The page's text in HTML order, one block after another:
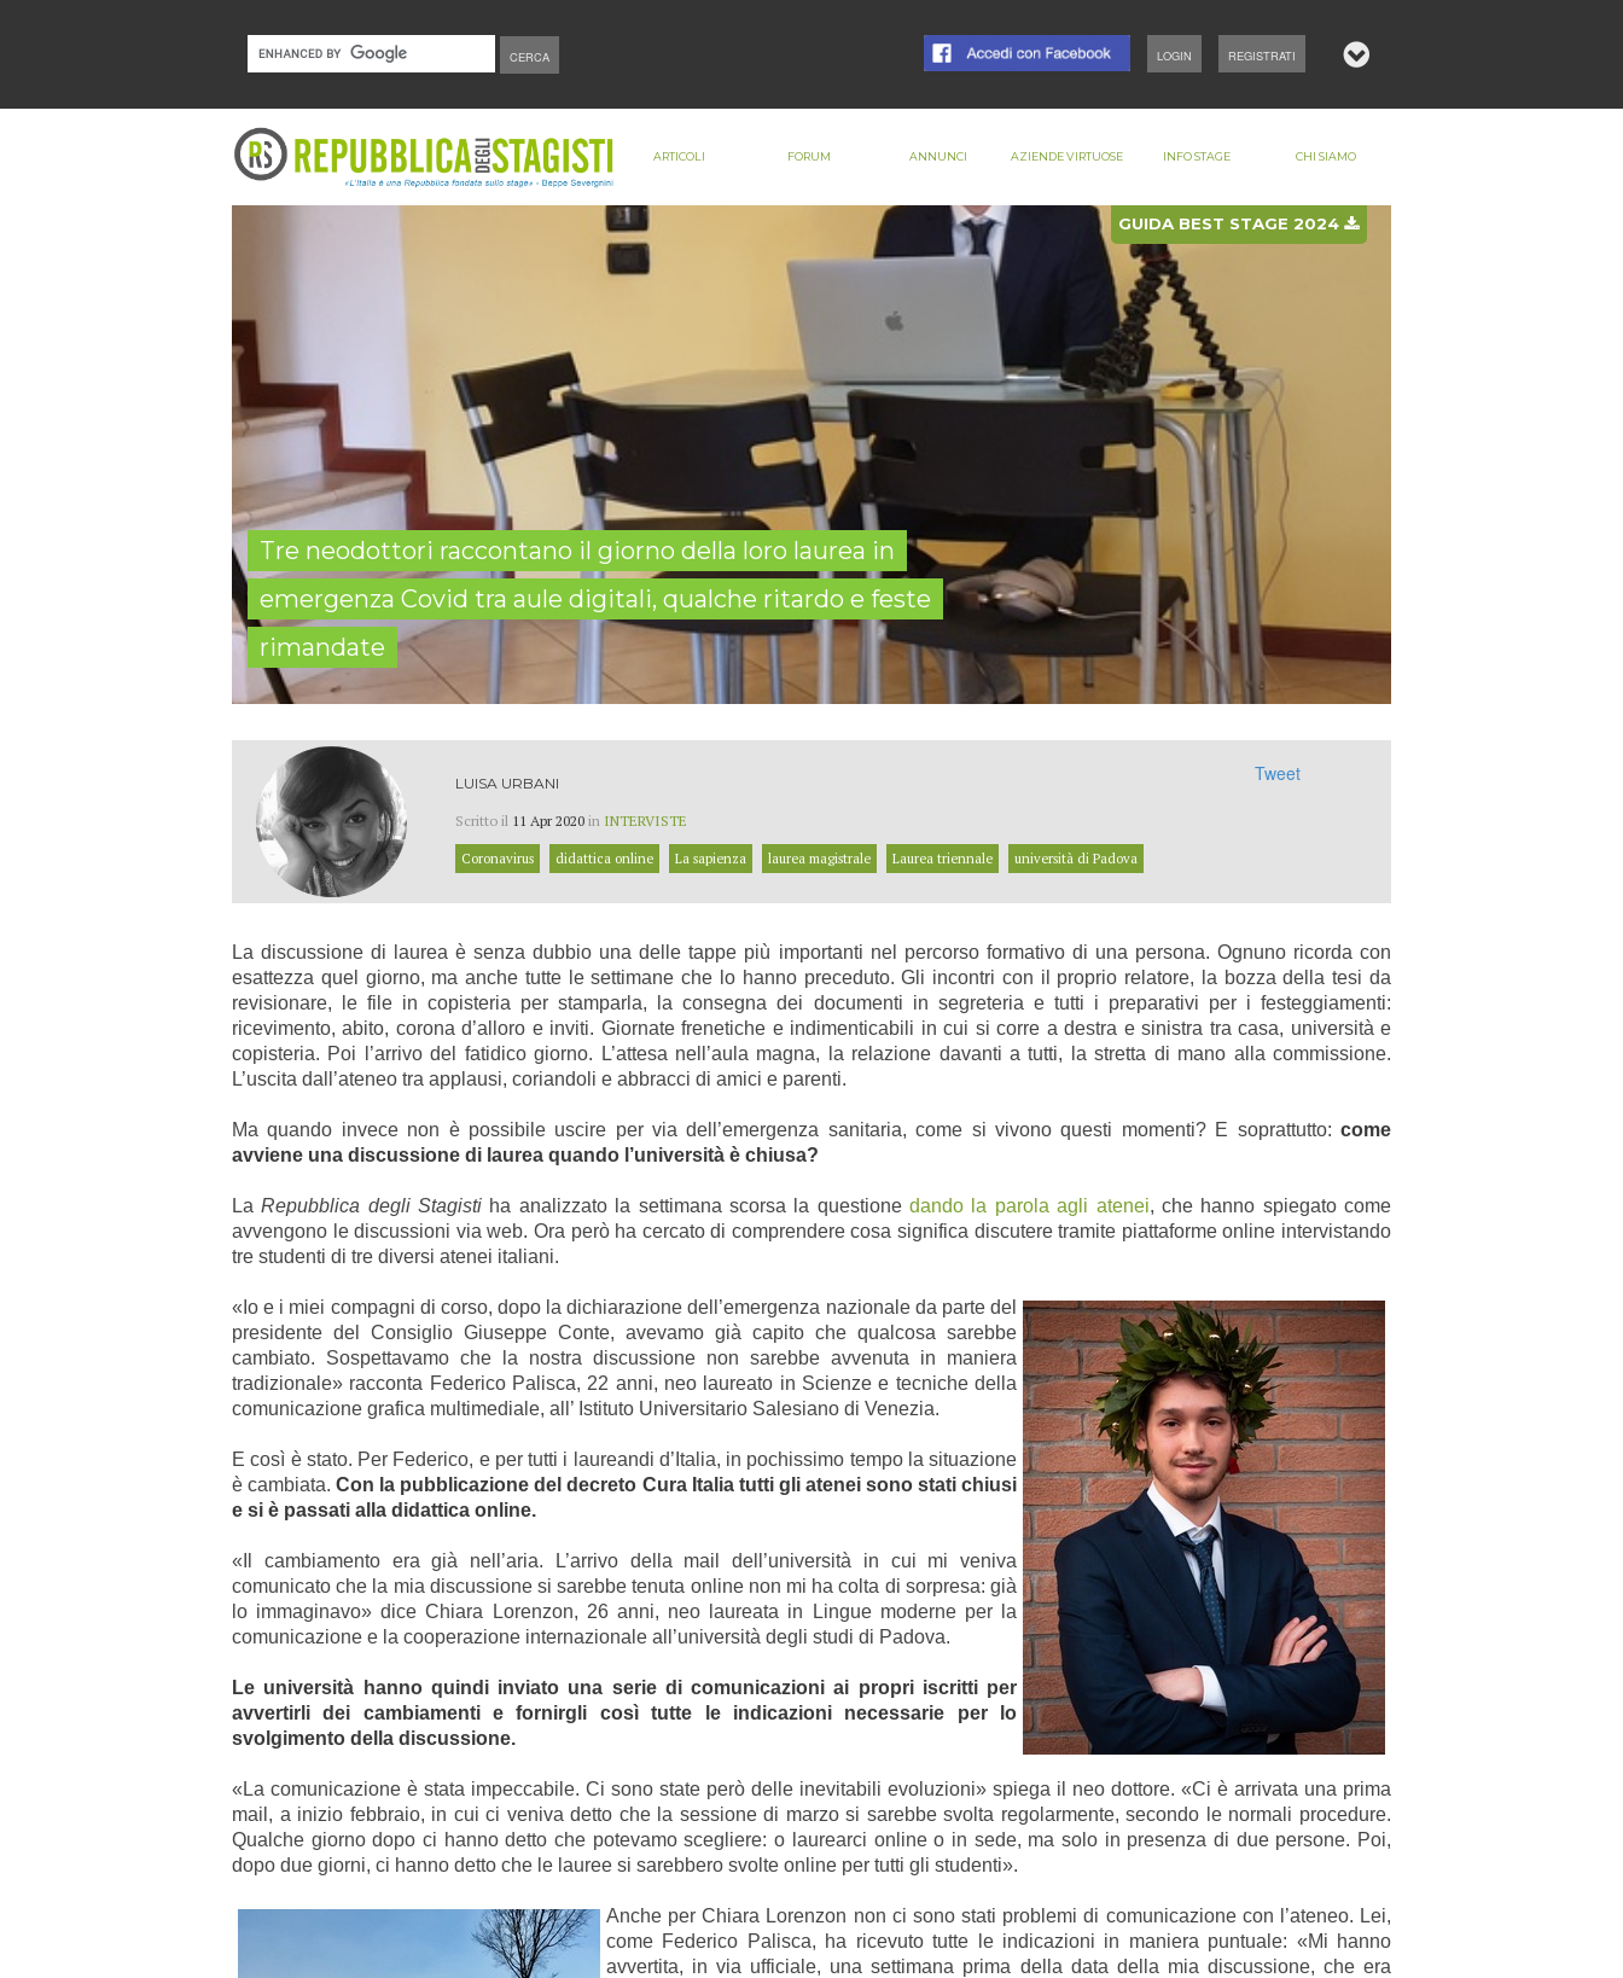
REGISTRATI
LOGIN
GUIDA BEST STAGE 2024
ARTICOLI FORUM ANNUNCI AZIENDE VIRTUOSE INFO STAGE CHI SIAMO
Tre neodottori raccontano il giorno della loro laurea in
emergenza Covid tra aule digitali, qualche ritardo e feste
rimandate
LUISA URBANI
Scritto il 11 Apr 2020 in INTERVISTE
Coronavirus didattica online La sapienza laurea magistrale Laurea triennale università di Padova
Tweet
La discussione di laurea è senza dubbio una delle tappe più importanti nel percorso formativo di una persona. Ognuno ricorda con
esattezza quel giorno, ma anche tutte le settimane che lo hanno preceduto. Gli incontri con il proprio relatore, la bozza della tesi da
revisionare, le file in copisteria per stamparla, la consegna dei documenti in segreteria e tutti i preparativi per i festeggiamenti:
ricevimento, abito, corona d’alloro e inviti. Giornate frenetiche e indimenticabili in cui si corre a destra e sinistra tra casa, università e
copisteria. Poi l’arrivo del fatidico giorno. L’attesa nell’aula magna, la relazione davanti a tutti, la stretta di mano alla commissione.
L’uscita dall’ateneo tra applausi, coriandoli e abbracci di amici e parenti.
Ma quando invece non è possibile uscire per via dell’emergenza sanitaria, come si vivono questi momenti? E soprattutto: come
avviene una discussione di laurea quando l’università è chiusa?
LaRepubblica degli Stagisti ha analizzato la settimana scorsa la questionedando la parola agli atenei, che hanno spiegato come
avvengono le discussioni via web. Ora però ha cercato di comprendere cosa significa discutere tramite piattaforme online intervistando
tre studenti di tre diversi atenei italiani.
«Io e i miei compagni di corso, dopo la dichiarazione dell’emergenza nazionale da parte del
presidente del Consiglio Giuseppe Conte, avevamo già capito che qualcosa sarebbe
cambiato. Sospettavamo che la nostra discussione non sarebbe avvenuta in maniera
tradizionale» racconta Federico Palisca, 22 anni, neo laureato in Scienze e tecniche della
comunicazione grafica multimediale, all’ Istituto Universitario Salesiano di Venezia.
E così è stato. Per Federico, e per tutti i laureandi d’Italia, in pochissimo tempo la situazione
è cambiata.Con la pubblicazione del decreto Cura Italia tutti gli atenei sono stati chiusi
e si è passati alla didattica online.
«Il cambiamento era già nell’aria. L’arrivo della mail dell’università in cui mi veniva
comunicato che la mia discussione si sarebbe tenuta online non mi ha colta di sorpresa: già
lo immaginavo» dice Chiara Lorenzon, 26 anni, neo laureata in Lingue moderne per la
comunicazione e la cooperazione internazionale all’università degli studi di Padova.
Le università hanno quindi inviato una serie di comunicazioni ai propri iscritti per
avvertirli dei cambiamenti e fornirgli così tutte le indicazioni necessarie per lo
svolgimento della discussione.
«La comunicazione è stata impeccabile. Ci sono state però delle inevitabili evoluzioni» spiega il neo dottore. «Ci è arrivata una prima
mail, a inizio febbraio, in cui ci veniva detto che la sessione di marzo si sarebbe svolta regolarmente, secondo le normali procedure.
Qualche giorno dopo ci hanno detto che potevamo scegliere: o laurearci online o in sede, ma solo in presenza di due persone. Poi,
dopo due giorni, ci hanno detto che le lauree si sarebbero svolte online per tutti gli studenti».
Anche per Chiara Lorenzon non ci sono stati problemi di comunicazione con l’ateneo. Lei,
come Federico Palisca, ha ricevuto tutte le indicazioni in maniera puntuale: «Mi hanno
avvertita, in via ufficiale, una settimana prima della data della mia discussione, che era